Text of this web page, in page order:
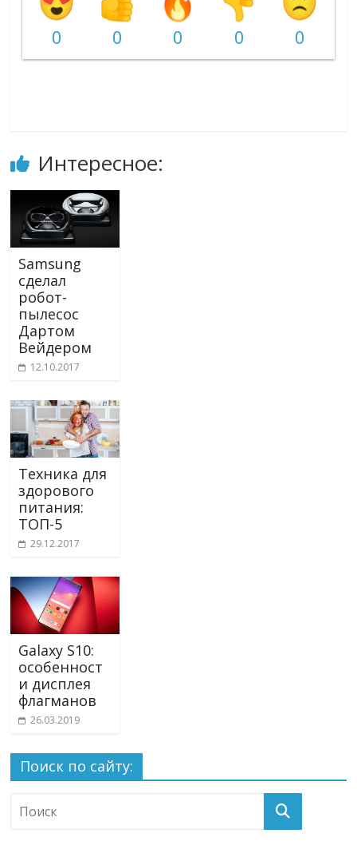
0 0 0 0 0
Интересное:
Samsung
сделал
робот-
пылесос
Дартом
Вейдером
12.10.2017
Техника для
здорового
питания:
ТОП-5
29.12.2017
Galaxy S10:
особенност
и дисплея
флагманов
26.03.2019
Поиск по сайту: